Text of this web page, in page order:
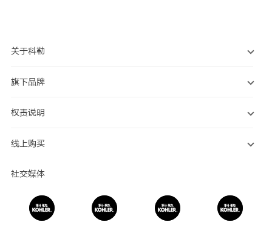
关于科勒
旗下品牌
权责说明
线上购买
社交媒体